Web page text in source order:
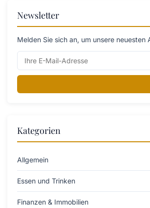
Newsletter
Melden Sie sich an, um unsere
Kategorien
Allgemein
Essen und Trinken
Finanzen & Immobilien